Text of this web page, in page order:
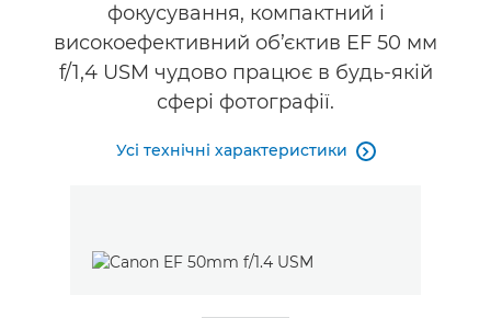
фокусування, компактний і
високоефективний об’єктив EF 50 мм
f/1,4 USM чудово працює в будь-якій
сфері фотографії.
Усі технічні характеристики 